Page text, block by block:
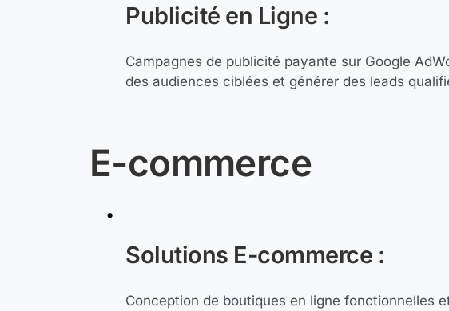
Publicité en Ligne :
Campagnes de publicité payante sur Google
des audiences ciblées et générer des leads
E-commerce
Solutions E-commerce :
Conception de boutiques en ligne fonctionnelles